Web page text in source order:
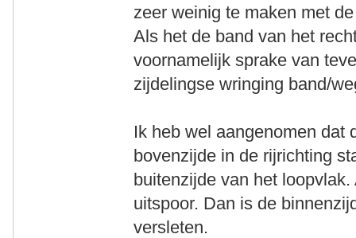
zeer weinig te maken met
Als het de band van het
voornamelijk sprake van
zijdelingse wringing band/
Ik heb wel aangenomen dat
bovenzijde in de rijrichting
buitenzijde van het
uitspoor. Dan is de
versleten.